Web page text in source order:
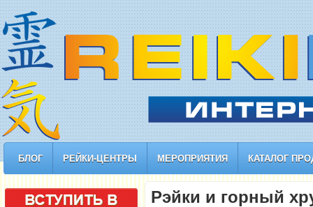
БЛОГ РЕЙКИ-ЦЕНТРЫ МЕРОПРИЯТИЯ КАТАЛОГ
Рэйки и горный